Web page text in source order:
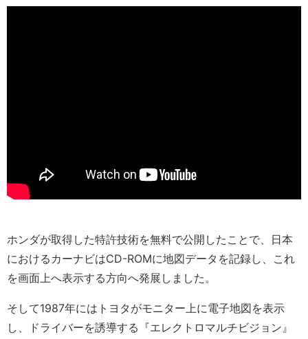
ホンダが取得した特許技術を無料で公開したことで、日本
におけるカーナビはCD-ROMに地図データを記録し、これ
を画面上へ表示する方向へ発展しました。
そして1987年にはトヨタがモニター上に電子地図を表示
し、ドライバーを誘導する『エレクトロマルチビジョン』